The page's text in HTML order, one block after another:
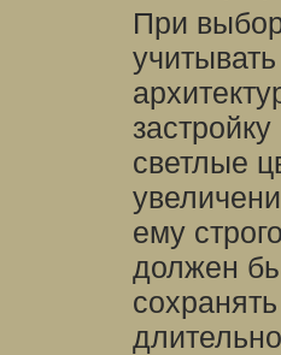
При
светлые
ему
должен